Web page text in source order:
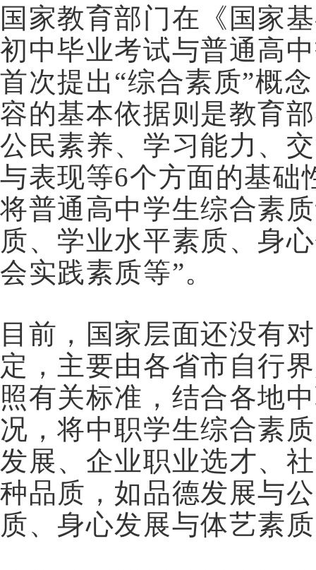
国家教育部门在《国家
初中毕业考试与普通高
首次提出“综合素质”概
容的基本依据则是教育
公民素养、学习能力、
与表现等6个方面的基础
将普通高中学生综合素
质、学业水平素质、身
会实践素质等”。
目前，国家层面还没有
定，主要由各省市自行
照有关标准，结合各地
况，将中职学生综合素
发展、企业职业选才、
种品质，如品德发展与
质、身心发展与体艺素